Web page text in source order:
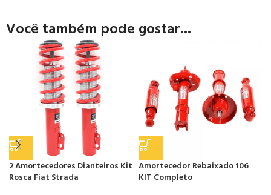
Você também pode gostar...
2 Amortecedores Dianteiros Kit
Rosca Fiat Strada
Amortecedor Rebaixado 106
KIT Completo